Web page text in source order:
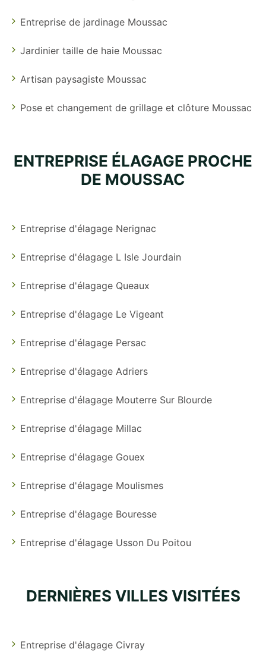
Entreprise de jardinage Moussac
Jardinier taille de haie Moussac
Artisan paysagiste Moussac
Pose et changement de grillage et clôture Moussac
ENTREPRISE ÉLAGAGE PROCHE
DE MOUSSAC
Entreprise d'élagage Nerignac
Entreprise d'élagage L Isle Jourdain
Entreprise d'élagage Queaux
Entreprise d'élagage Le Vigeant
Entreprise d'élagage Persac
Entreprise d'élagage Adriers
Entreprise d'élagage Mouterre Sur Blourde
Entreprise d'élagage Millac
Entreprise d'élagage Gouex
Entreprise d'élagage Moulismes
Entreprise d'élagage Bouresse
Entreprise d'élagage Usson Du Poitou
DERNIÈRES VILLES VISITÉES
Entreprise d'élagage Civray